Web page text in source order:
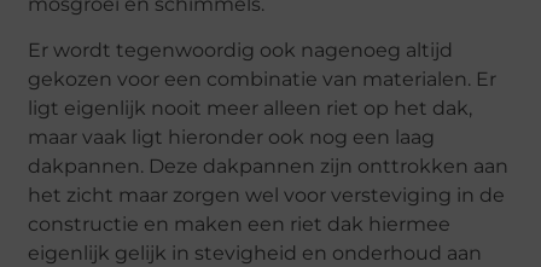
Er wordt tegenwoordig ook nagenoeg altijd
gekozen voor een combinatie van materialen. Er
ligt eigenlijk nooit meer alleen riet op het dak,
maar vaak ligt hieronder ook nog een laag
dakpannen. Deze dakpannen zijn onttrokken aan
het zicht maar zorgen wel voor versteviging in de
constructie en maken een riet dak hiermee
eigenlijk gelijk in stevigheid en onderhoud aan